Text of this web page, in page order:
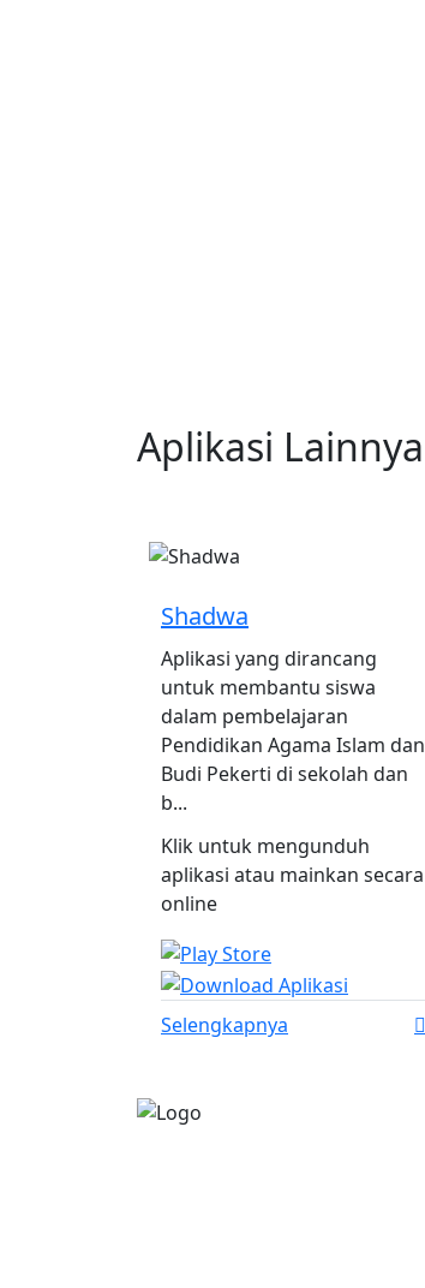
Aplikasi Lainnya
Shadwa
Aplikasi yang dirancang
untuk membantu siswa
dalam pembelajaran
Pendidikan Agama Islam dan
Budi Pekerti di sekolah dan
b...
Klik untuk mengunduh
aplikasi atau mainkan secara
online
Selengkapnya